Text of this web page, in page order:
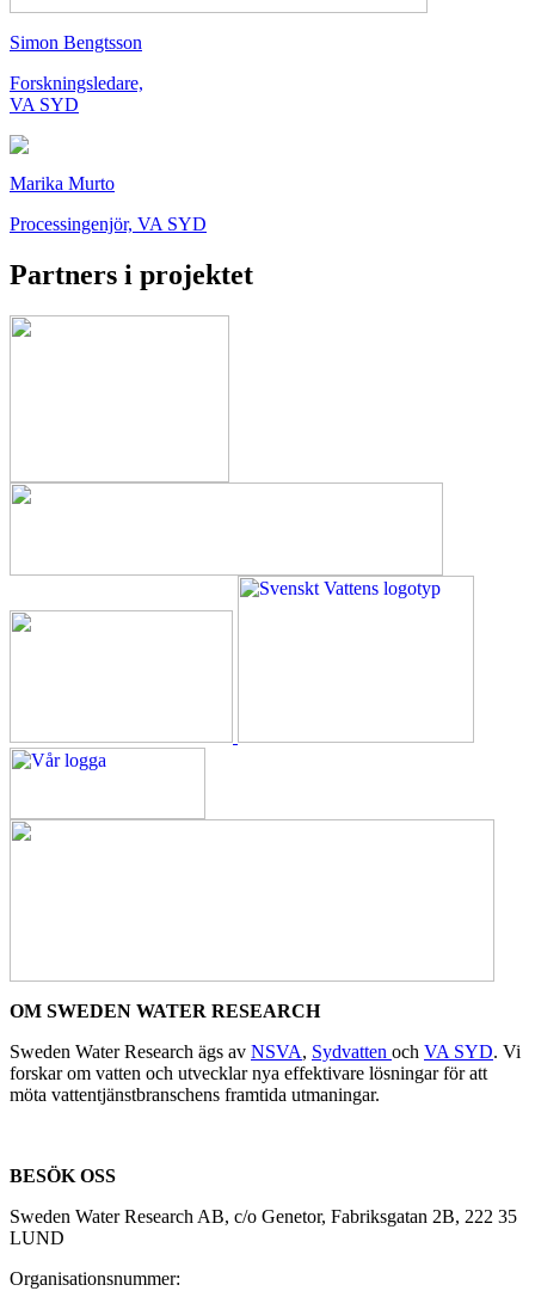
Simon Bengtsson
Forskningsledare,
VA SYD
Marika Murto
Processingenjör, VA SYD
Partners i projektet
OM SWEDEN WATER RESEARCH
Sweden Water Research ägs av NSVA, Sydvatten och VA SYD. Vi
forskar om vatten och utvecklar nya effektivare lösningar för att
möta vattentjänstbranschens framtida utmaningar.
BESÖK OSS
Sweden Water Research AB, c/o Genetor, Fabriksgatan 2B, 222 35
LUND
Organisationsnummer: